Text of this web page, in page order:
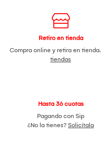
Retiro en tienda
Compra online y retira en tienda.
tiendas
Hasta 36 cuotas
Pagando con Sip
¿No la tienes? Solicítala